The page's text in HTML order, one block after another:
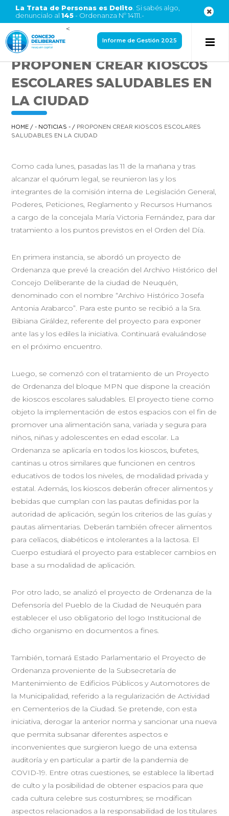
La Trata de Personas es Delito . Si sabés algo,
denuncialo al 145- Ordenanza Nº 14111.-
<
Informe de Gestión 2025
PROPONEN CREAR KIOSCOS
ESCOLARES SALUDABLES EN
LA CIUDAD
HOME /- NOTICIAS - / PROPONEN CREAR KIOSCOS ESCOLARES
SALUDABLES EN LA CIUDAD
Como cada lunes, pasadas las 11 de la mañana y tras
alcanzar el quórum legal, se reunieron las y los
integrantes de la comisión interna de Legislación General,
Poderes, Peticiones, Reglamento y Recursos Humanos
a cargo de la concejala María Victoria Fernández, para dar
tratamiento a los puntos previstos en el Orden del Día.
En primera instancia, se abordó un proyecto de
Ordenanza que prevé la creación del Archivo Histórico del
Concejo Deliberante de la ciudad de Neuquén,
denominado con el nombre “Archivo Histórico Josefa
Antonia Arabarco”. Para este punto se recibió a la Sra.
Bibiana Giráldez, referente del proyecto para exponer
ante las y los ediles la iniciativa. Continuará evaluándose
en el próximo encuentro.
Luego, se comenzó con el tratamiento de un Proyecto
de Ordenanza del bloque MPN que dispone la creación
de kioscos escolares saludables. El proyecto tiene como
objeto la implementación de estos espacios con el fin de
promover una alimentación sana, variada y segura para
niños, niñas y adolescentes en edad escolar. La
Ordenanza se aplicaría en todos los kioscos, bufetes,
cantinas u otros similares que funcionen en centros
educativos de todos los niveles, de modalidad privada y
estatal. Además, los kioscos deberán ofrecer alimentos y
bebidas que cumplan con las pautas definidas por la
autoridad de aplicación, según los criterios de las guías y
pautas alimentarias. Deberán también ofrecer alimentos
para celíacos, diabéticos e intolerantes a la lactosa. El
Cuerpo estudiará el proyecto para establecer cambios en
base a su modalidad de aplicación.
Por otro lado, se analizó el proyecto de Ordenanza de la
Defensoría del Pueblo de la Ciudad de Neuquén para
establecer el uso obligatorio del logo Institucional de
dicho organismo en documentos a fines.
También, tomará Estado Parlamentario el Proyecto de
Ordenanza proveniente de la Subsecretaría de
Mantenimiento de Edificios Públicos y Automotores de
la Municipalidad, referido a la regularización de Actividad
en Cementerios de la Ciudad. Se pretende, con esta
iniciativa, derogar la anterior norma y sancionar una nueva
que permita subsanar diferentes aspectos e
inconvenientes que surgieron luego de una extensa
auditoría y en particular a partir de la pandemia de
COVID-19. Entre otras cuestiones, se establece la libertad
de culto y la posibilidad de obtener espacios para que
cada cultura celebre sus costumbres; se modifican
aspectos relacionados a la responsabilidad de los titulares